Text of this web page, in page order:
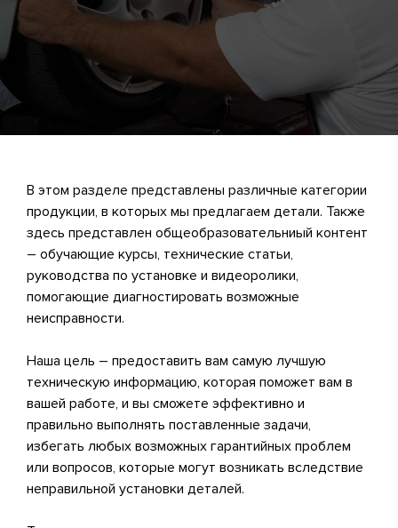
В этом разделе представлены различные категории
продукции, в которых мы предлагаем детали. Также
здесь представлен общеобразовательниый контент
– обучающие курсы, технические статьи,
руководства по установке и видеоролики,
помогающие диагностировать возможные
неисправности.
Наша цель – предоставить вам самую лучшую
техническую информацию, которая поможет вам в
вашей работе, и вы сможете эффективно и
правильно выполнять поставленные задачи,
избегать любых возможных гарантийных проблем
или вопросов, которые могут возникать вследствие
неправильной установки деталей.